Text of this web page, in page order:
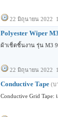
22 มิถุนายน 2022
Polyester Wiper M3
ผ้าเช็ดชิ้นงาน รุ่น M3
22 มิถุนายน 2022
Conductive Tape (บ
Conductive Grid